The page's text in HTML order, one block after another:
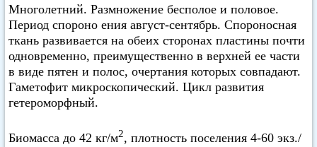
Многолетний. Размножение бесполое и половое.
Период спороно ения август-сентябрь. Спороносная
ткань развивается на обеих сторонах пластины почти
одновременно, преимущественно в верхней ее части
в виде пятен и полос, очертания которых совпадают.
Гаметофит микроскопический. Цикл развития
гетероморфный.
Биомасса до 42 кг/м2, плотность поселения 4-60 экз./